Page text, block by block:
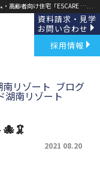
夏祭り第三弾🍌🍹屋台イベント🐙🦑 | 【公式】有料老人ホーム・高齢者向け住宅「ESCARE THE GRAND(エスケア ザ グランド)」草津・野洲｜
資料請求・見学
お問い合わせ
採用情報
リゾート ブログ
湖南リゾート
2021 08.20